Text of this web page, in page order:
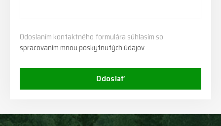
Odoslaním kontaktného formulára súhlasím so
spracovaním mnou poskytnutých údajov
Odoslať